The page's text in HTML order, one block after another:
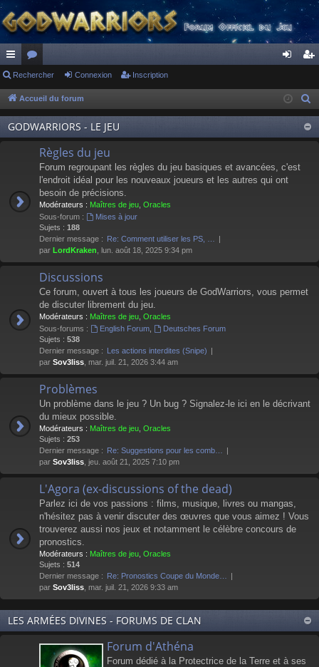
ac
co
ur
ci
or
u
m
s
ne
xi
on
cri
pti
on
Rechercher Connexion Inscription
Accueil du forum
GODWARRIORS - LE JEU
Règles du jeu
Forum regroupant les règles du jeu basiques et avancées, c'est
l'endroit idéal pour les nouveaux joueurs et les autres qui ont
besoin de précisions.
Modérateurs : Maîtres de jeu Oracles
Sous-forum :
Mises à jour
Sujets : 188
Dernier message : Re: Comment utiliser les PS, …
par LordKraken , lun. août 18, 2025 9:34 pm
Discussions
Ce forum, ouvert à tous les joueurs de GodWarriors, vous permet
de discuter librement du jeu.
Modérateurs : Maîtres de jeu Oracles
Sous-forums :
English Forum,
Deutsches Forum
Sujets : 538
Dernier message : Les actions interdites (Snipe)
par Sov3liss , mar. juil. 21, 2026 3:44 am
Problèmes
Un problème dans le jeu ? Un bug ? Signalez-le ici en le décrivant
du mieux possible.
Modérateurs : Maîtres de jeu Oracles
Sujets : 253
Dernier message : Re: Suggestions pour les comb…
par Sov3liss , jeu. août 21, 2025 7:10 pm
L'Agora (ex-discussions of the dead)
Parlez ici de vos passions : films, musique, livres ou mangas,
n'hésitez pas à venir discuter des œuvres que vous aimez ! Vous
trouverez aussi nos jeux et notamment le célèbre concours de
pronostics.
Modérateurs : Maîtres de jeu Oracles
Sujets : 514
Dernier message : Re: Pronostics Coupe du Monde…
par Sov3liss , mar. juil. 21, 2026 9:33 am
LES ARMÉES DIVINES - FORUMS DE CLAN
Forum d'Athéna
Forum dédié à la Protectrice de la Terre et à ses